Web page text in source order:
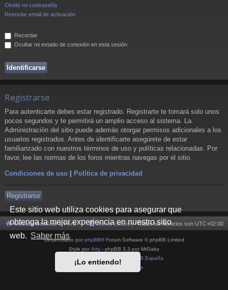
Este sitio web utiliza cookies para asegurar que
obtenga la mejor experiencia en nuestro sitio
web. Saber más
¡Lo entiendo!
Olvidé mi contraseña
Reenviar email de activación
Recordar
Ocultar mi estado de conexión en esta sesión
Registrarse
Para autenticarte debes estar registrado. Registrarte te tomará solo unos
pocos segundos y te permitirá un amplio acceso al sistema. La
Administración del sitio puede además otorgar permisos adicionales a los
usuarios registrados. Antes de identificarte asegúrete de estar
familiarizado con nuestros términos de uso y políticas relacionadas. Por
favor, lee las normas de los foros mientras navegas por el sitio.
Condiciones de uso Política de privacidad
Registrarse
Cultura NeoGeo Foro Todos los horarios son UTC+02:00
Borrar cookies
Desarrollado por phpBB® Forum Software © phpBB Limited
Style por Arty - phpBB 3.3 por MrGaby
phpBB España
Condiciones